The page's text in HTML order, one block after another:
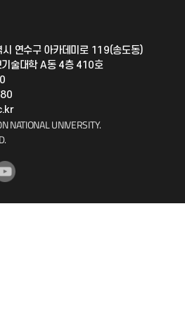
연수구 아카데미로 119(송도동)
기술대학 A동 4층 410호
NATIONAL UNIVERSITY.